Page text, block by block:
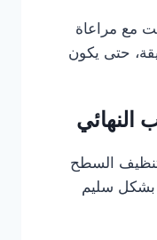
مع مراعاة
حتى يكون
النهائي
السطح
بشكل سليم